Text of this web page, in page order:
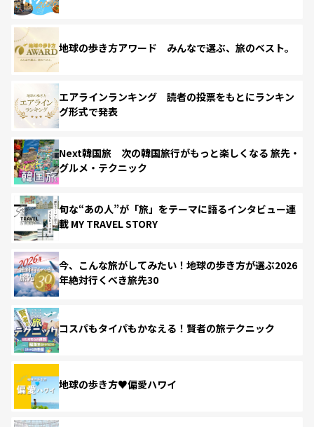
地球の歩き方アワード みんなで選ぶ、旅のベスト。
エアラインランキング 読者の投票をもとにランキン
グ形式で発表
Next韓国旅 次の韓国旅行がもっと楽しくなる 旅先・
グルメ・テクニック
旬な“あの人”が「旅」をテーマに語るインタビュー連
載 MY TRAVEL STORY
今、こんな旅がしてみたい！地球の歩き方が選ぶ2026
年絶対行くべき旅先30
コスパもタイパもかなえる！賢者の旅テクニック
地球の歩き方♥偏愛ハワイ